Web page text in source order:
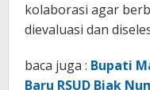
kolaborasi agar
dievaluasi dan
baca juga : Bupati
Baru RSUD Biak